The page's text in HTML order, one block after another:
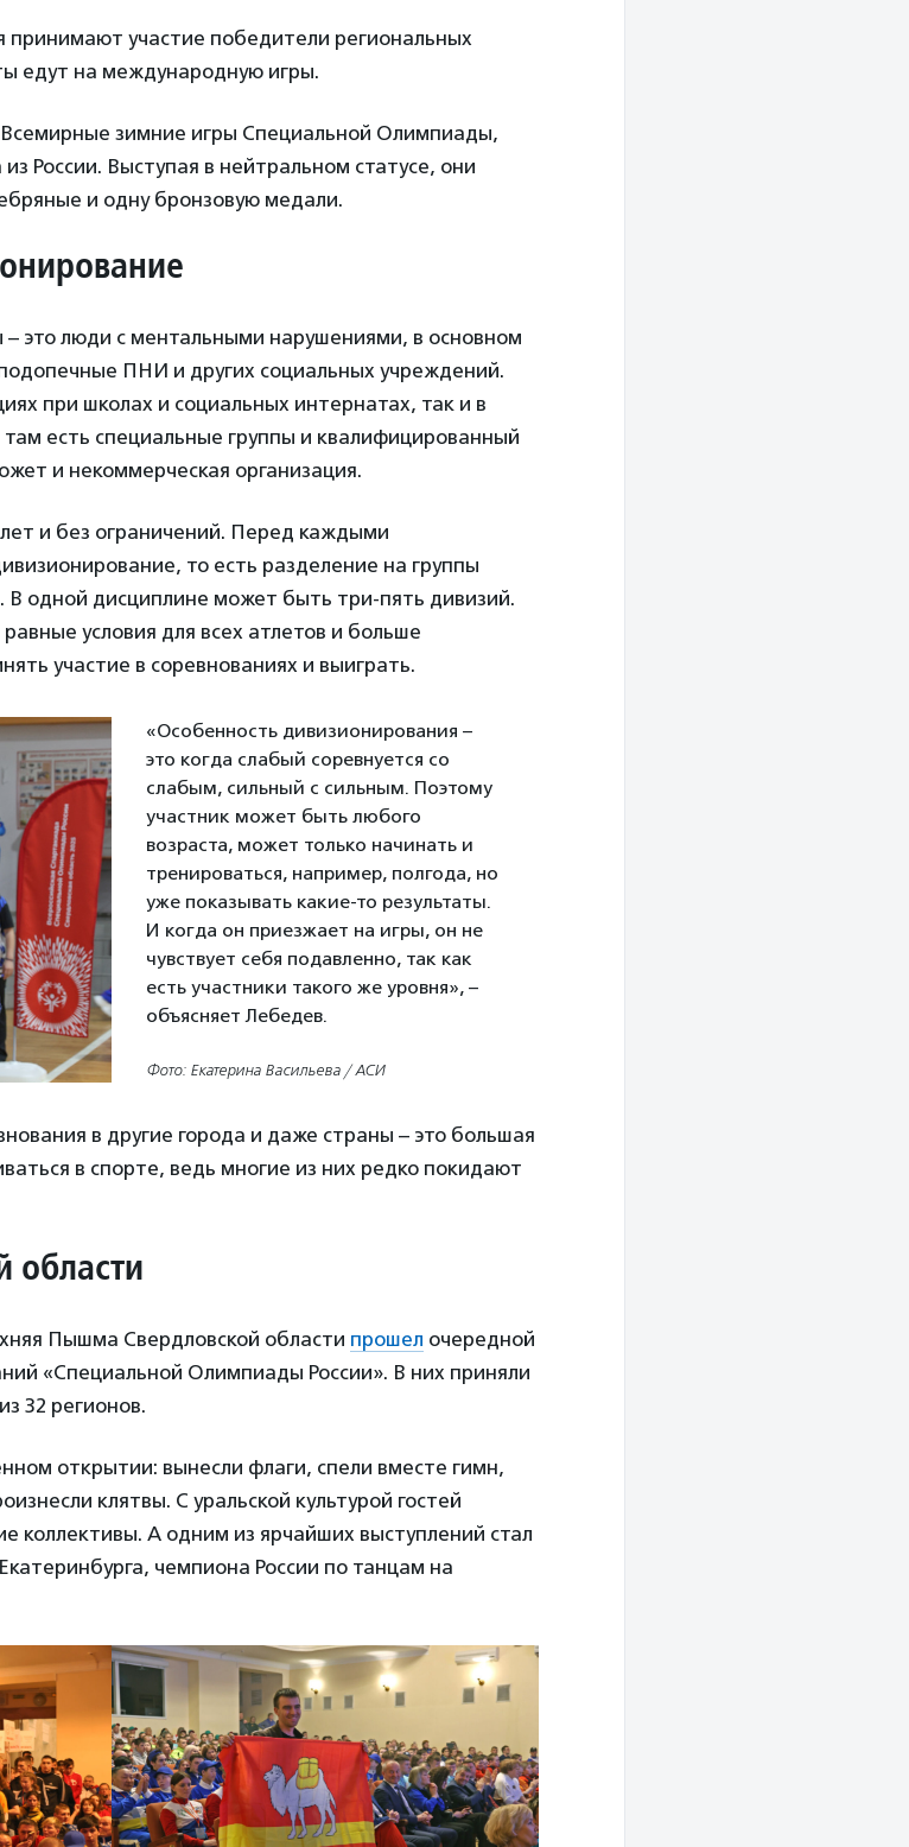
принимают участие победители региональных
едут на международную игры.
Всемирные зимние игры Специальной Олимпиады,
России. Выступая в нейтральном статусе, они
и одну бронзовую медали.
это люди с ментальными нарушениями, в основном
ПНИ и других социальных учреждений.
при школах и социальных интернатах, так и в
есть специальные группы и квалифицированный
и некоммерческая организация.
лет и без ограничений. Перед каждыми
то есть разделение на группы
В одной дисциплине может быть три-пять дивизий.
условия для всех атлетов и больше
участие в соревнованиях и выиграть.
«Особенность дивизионирования –
это когда слабый соревнуется со
слабым, сильный с сильным. Поэтому
участник может быть любого
возраста, может только начинать и
тренироваться, например, полгода, но
уже показывать какие-то результаты.
И когда он приезжает на игры, он не
чувствует себя подавленно, так как
есть участники такого же уровня», –
объясняет Лебедев.
Фото: Екатерина Васильева / АСИ
в другие города и даже страны – это большая
в спорте, ведь многие из них редко покидают
области
Пышма Свердловской области прошел очередной
«Специальной Олимпиады России». В них приняли
32 регионов.
открытии: вынесли флаги, спели вместе гимн,
клятвы. С уральской культурой гостей
коллективы. А одним из ярчайших выступлений стал
чемпиона России по танцам на